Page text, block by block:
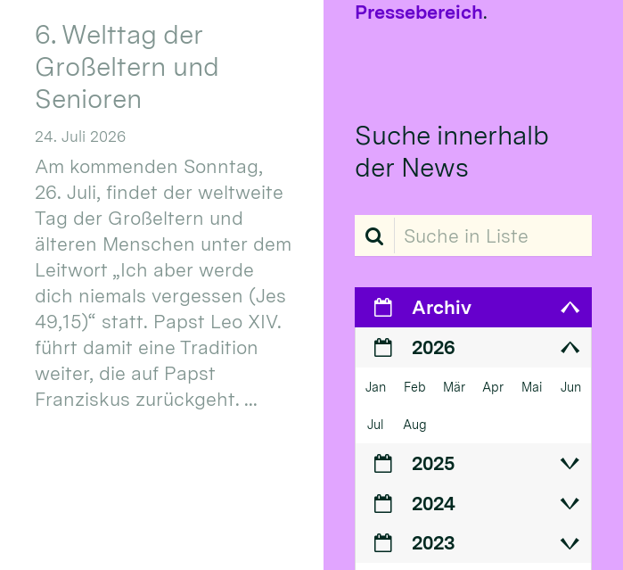
6. Welttag der
Großeltern und
Senioren
24. Juli 2026
Am kommenden Sonntag,
26. Juli, findet der weltweite
Tag der Großeltern und
älteren Menschen unter dem
Leitwort „Ich aber werde
dich niemals vergessen (Jes
49,15)“ statt. Papst Leo XIV.
führt damit eine Tradition
weiter, die auf Papst
Franziskus zurückgeht. ...
Pressebereich.
Suche innerhalb
der News
Suche in Liste
Archiv
2026
Jan Feb Mär Apr Mai Jun
Jul Aug
2025
2024
2023